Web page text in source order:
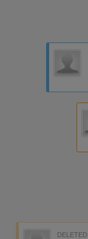
DELETED